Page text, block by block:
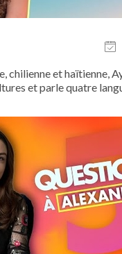
chilienne et haïtienne,
et parle quatre
au monde son